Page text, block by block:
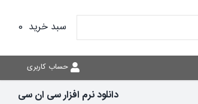
سبد خرید 0
حساب کاربری
دانلود نرم افزار سی ان سی